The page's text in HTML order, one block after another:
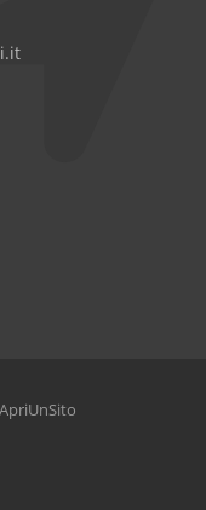
ApriUnSito